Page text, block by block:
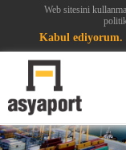
Web sitesini
Kabul ediyorum.